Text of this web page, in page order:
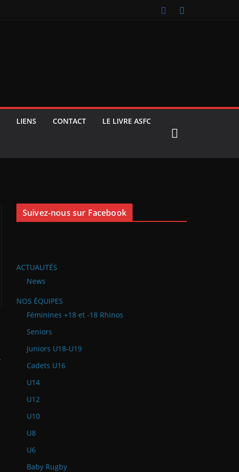
LIENS CONTACT LE LIVRE ASFC
Suivez-nous sur Facebook
ACTUALITÉS
News
NOS ÉQUIPES
Féminines +18 et -18 Rhinos
Seniors
Juniors U18-U19
Cadets U16
U14
U12
U10
U8
U6
Baby Rugby